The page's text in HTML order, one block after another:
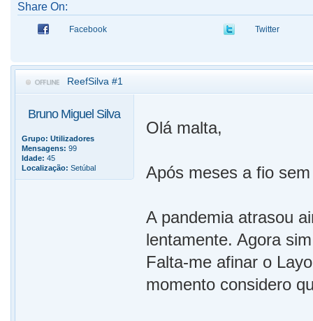
Share On:
Facebook Twitter
ReefSilva #1
Bruno Miguel Silva
Grupo: Utilizadores
Mensagens: 99
Idade: 45
Localização: Setúbal
Olá malta,
Após meses a fio
A pandemia atrasou
lentamente. Agora
Falta-me afinar o
momento considero